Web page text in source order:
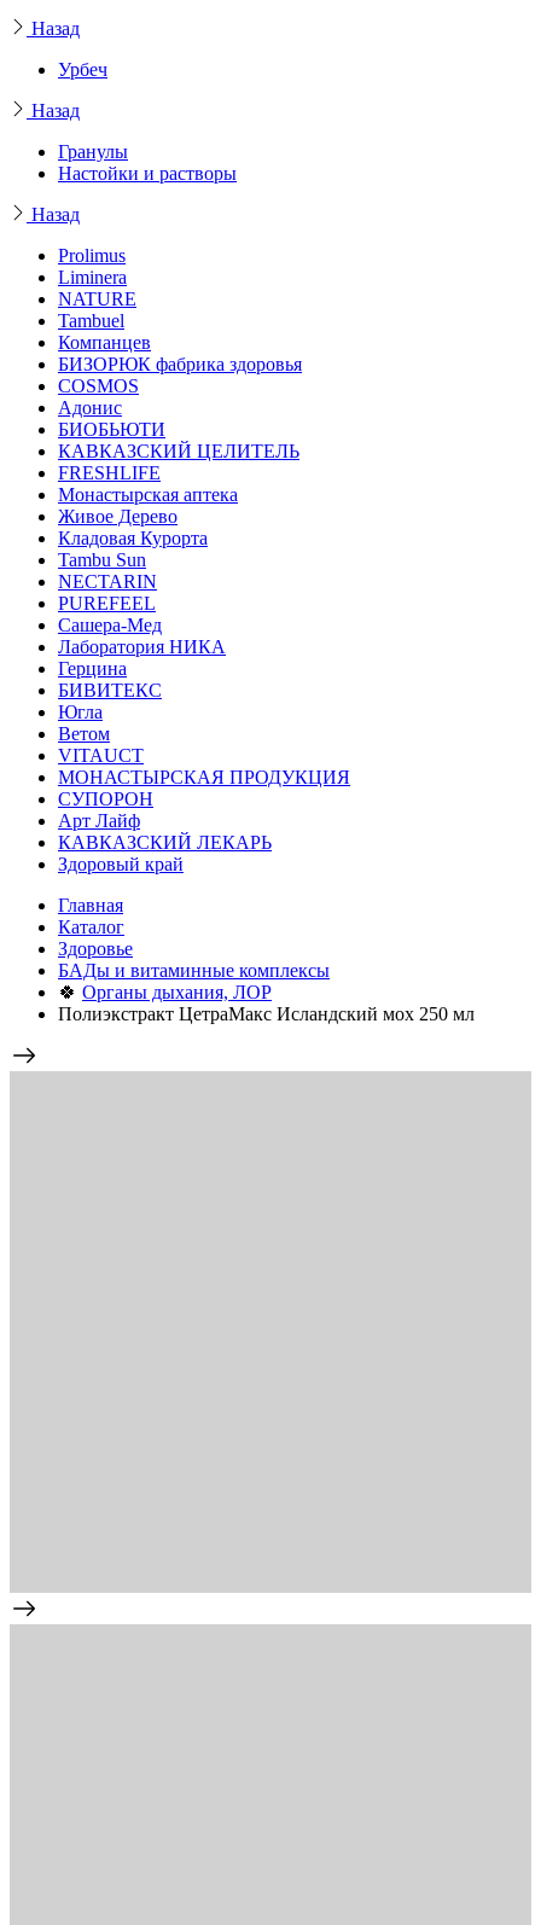
Назад
Урбеч
Назад
Гранулы
Настойки и растворы
Назад
Prolimus
Liminera
NATURE
Tambuel
Компанцев
БИЗОРЮК фабрика здоровья
COSMOS
Адонис
БИОБЬЮТИ
КАВКАЗСКИЙ ЦЕЛИТЕЛЬ
FRESHLIFE
Монастырская аптека
Живое Дерево
Кладовая Курорта
Tambu Sun
NECTARIN
PUREFEEL
Сашера-Мед
Лаборатория НИКА
Герцина
БИВИТЕКС
Югла
Ветом
VITAUCT
МОНАСТЫРСКАЯ ПРОДУКЦИЯ
СУПОРОН
Арт Лайф
КАВКАЗСКИЙ ЛЕКАРЬ
Здоровый край
Главная
Каталог
Здоровье
БАДы и витаминные комплексы
🍀 Органы дыхания, ЛОР
Полиэкстракт ЦетраМакс Исландский мох 250 мл